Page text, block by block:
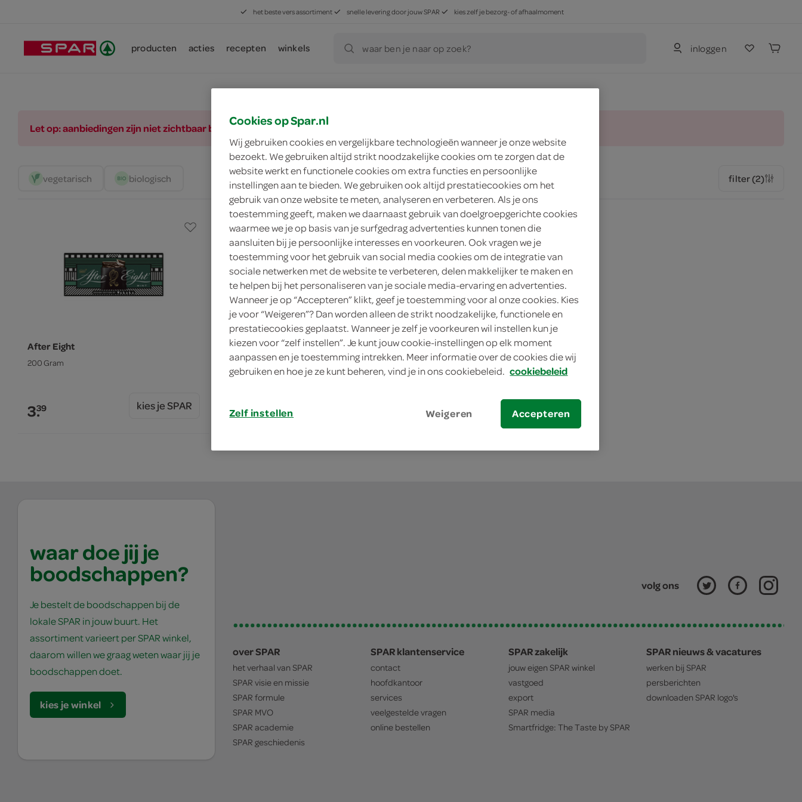
het beste vers assortiment snelle levering door jouw SPAR kies zelf je bezorg- of afhaalmoment
producten acties recepten winkels waar ben je naar op zoek? inloggen
Let op: aanbiedingen zijn niet zichtbaar bij de producten, maar worden wél automatisch verwerkt in de winkelmand.
vegetarisch biologisch filter (2)
After Eight
200 Gram
3.39 kies je SPAR
waar doe jij je
boodschappen?
Je bestelt de boodschappen bij de
lokale SPAR in jouw buurt. Het
assortiment varieert per SPAR winkel,
daarom willen we graag weten waar jij je
boodschappen doet.
kies je winkel
volg ons
over SPAR
het verhaal van SPAR
SPAR visie en missie
SPAR formule
SPAR MVO
SPAR academie
SPAR geschiedenis
SPAR klantenservice
contact
hoofdkantoor
services
veelgestelde vragen
online bestellen
SPAR zakelijk
jouw eigen SPAR winkel
vastgoed
export
SPAR media
Smartfridge: The Taste bySPAR
SPAR nieuws & vacatures
werken bij SPAR
persberichten
downloaden SPAR logo's
Cookies op Spar.nl
Wij gebruiken cookies en vergelijkbare technologieën wanneer je onze website
bezoekt. We gebruiken altijd strikt noodzakelijke cookies om te zorgen dat de
website werkt en functionele cookies om extra functies en persoonlijke
instellingen aan te bieden. We gebruiken ook altijd prestatiecookies om het
gebruik van onze website te meten, analyseren en verbeteren. Als je ons
toestemming geeft, maken we daarnaast gebruik van doelgroepgerichte cookies
waarmee we je op basis van je surfgedrag advertenties kunnen tonen die
aansluiten bij je persoonlijke interesses en voorkeuren. Ook vragen we je
toestemming voor het gebruik van social media cookies om de integratie van
sociale netwerken met de website te verbeteren, delen makkelijker te maken en
te helpen bij het personaliseren van je sociale media-ervaring en advertenties.
Wanneer je op “Accepteren” klikt, geef je toestemming voor al onze cookies. Kies
je voor “Weigeren”? Dan worden alleen de strikt noodzakelijke, functionele en
prestatiecookies geplaatst. Wanneer je zelf je voorkeuren wil instellen kun je
kiezen voor “zelf instellen”. Je kunt jouw cookie-instellingen op elk moment
aanpassen en je toestemming intrekken. Meer informatie over de cookies die wij
gebruiken en hoe je ze kunt beheren, vind je in ons cookiebeleid. cookiebeleid
Zelf instellen Weigeren Accepteren